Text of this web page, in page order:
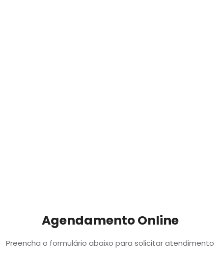
Agendamento Online
Preencha o formulário abaixo para solicitar atendimento